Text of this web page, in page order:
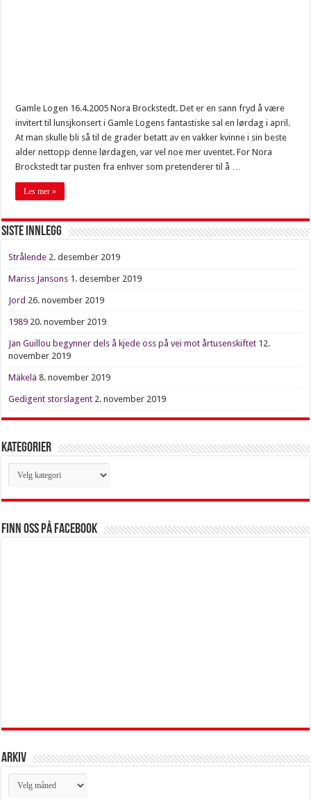
Farlig farvann
Fresende harmdirrende
Gamle Logen 16.4.2005 Nora Brockstedt. Det er en sann fryd å være
invitert til lunsjkonsert i Gamle Logens fantastiske sal en lørdag i april.
At man skulle bli så til de grader betatt av en vakker kvinne i sin beste
alder nettopp denne lørdagen, var vel noe mer uventet. For Nora
Brockstedt tar pusten fra enhver som pretenderer til å …
Les mer »
Siste innlegg
Strålende 2. desember 2019
Mariss Jansons 1. desember 2019
Jord 26. november 2019
1989 20. november 2019
Jan Guillou begynner dels å kjede oss på vei mot årtusenskiftet 12.
november 2019
Mäkelä 8. november 2019
Gedigent storslagent 2. november 2019
Kategorier
Kategorier
Finn oss på Facebook
Arkiv
Arkiv